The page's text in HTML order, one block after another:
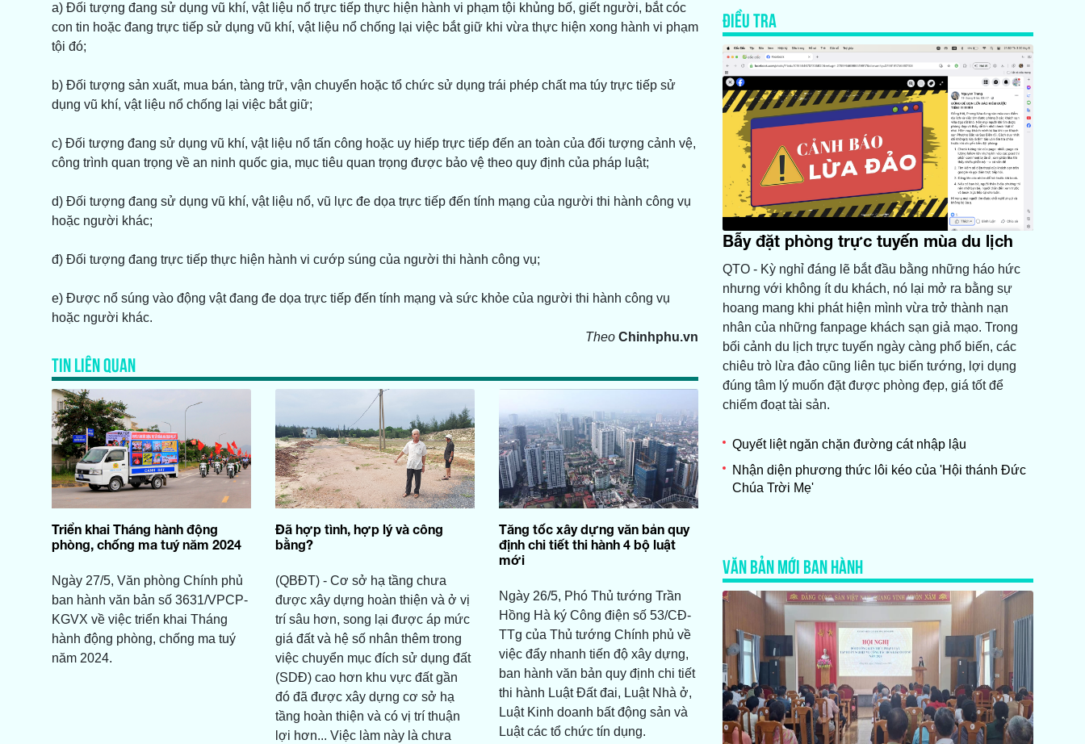
a) Đối tượng đang sử dụng vũ khí, vật liệu nổ trực tiếp thực hiện hành vi phạm tội khủng bố, giết người, bắt cóc
con tin hoặc đang trực tiếp sử dụng vũ khí, vật liệu nổ chống lại việc bắt giữ khi vừa thực hiện xong hành vi phạm
tội đó;
b) Đối tượng sản xuất, mua bán, tàng trữ, vận chuyển hoặc tổ chức sử dụng trái phép chất ma túy trực tiếp sử
dụng vũ khí, vật liệu nổ chống lại việc bắt giữ;
c) Đối tượng đang sử dụng vũ khí, vật liệu nổ tấn công hoặc uy hiếp trực tiếp đến an toàn của đối tượng cảnh vệ,
công trình quan trọng về an ninh quốc gia, mục tiêu quan trọng được bảo vệ theo quy định của pháp luật;
d) Đối tượng đang sử dụng vũ khí, vật liệu nổ, vũ lực đe dọa trực tiếp đến tính mạng của người thi hành công vụ
hoặc người khác;
đ) Đối tượng đang trực tiếp thực hiện hành vi cướp súng của người thi hành công vụ;
e) Được nổ súng vào động vật đang đe dọa trực tiếp đến tính mạng và sức khỏe của người thi hành công vụ
hoặc người khác.
Theo Chinhphu.vn
TIN LIÊN QUAN
Triển khai Tháng hành động
phòng, chống ma tuý năm 2024
Ngày 27/5, Văn phòng Chính phủ
ban hành văn bản số 3631/VPCP-
KGVX về việc triển khai Tháng
hành động phòng, chống ma tuý
năm 2024.
Đã hợp tình, hợp lý và công
bằng?
(QBĐT) - Cơ sở hạ tầng chưa
được xây dựng hoàn thiện và ở vị
trí sâu hơn, song lại được áp mức
giá đất và hệ số nhân thêm trong
việc chuyển mục đích sử dụng đất
(SDĐ) cao hơn khu vực đất gần
đó đã được xây dựng cơ sở hạ
tầng hoàn thiện và có vị trí thuận
lợi hơn... Việc làm này là chưa
Tăng tốc xây dựng văn bản quy
định chi tiết thi hành 4 bộ luật
mới
Ngày 26/5, Phó Thủ tướng Trần
Hồng Hà ký Công điện số 53/CĐ-
TTg của Thủ tướng Chính phủ về
việc đẩy nhanh tiến độ xây dựng,
ban hành văn bản quy định chi tiết
thi hành Luật Đất đai, Luật Nhà ở,
Luật Kinh doanh bất động sản và
Luật các tổ chức tín dụng.
ĐIỀU TRA
Bẫy đặt phòng trực tuyến mùa du lịch
QTO - Kỳ nghỉ đáng lẽ bắt đầu bằng những háo hức
nhưng với không ít du khách, nó lại mở ra bằng sự
hoang mang khi phát hiện mình vừa trở thành nạn
nhân của những fanpage khách sạn giả mạo. Trong
bối cảnh du lịch trực tuyến ngày càng phổ biến, các
chiêu trò lừa đảo cũng liên tục biến tướng, lợi dụng
đúng tâm lý muốn đặt được phòng đẹp, giá tốt để
chiếm đoạt tài sản.
Quyết liệt ngăn chặn đường cát nhập lậu
Nhận diện phương thức lôi kéo của 'Hội thánh Đức
Chúa Trời Mẹ'
VĂN BẢN MỚI BAN HÀNH